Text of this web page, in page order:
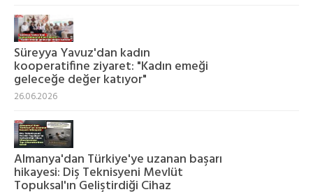
Süreyya Yavuz'dan kadın
kooperatifine ziyaret: "Kadın emeği
geleceğe değer katıyor"
26.06.2026
Almanya'dan Türkiye'ye uzanan başarı
hikayesi: Diş Teknisyeni Mevlüt
Topuksal'ın Geliştirdiği Cihaz